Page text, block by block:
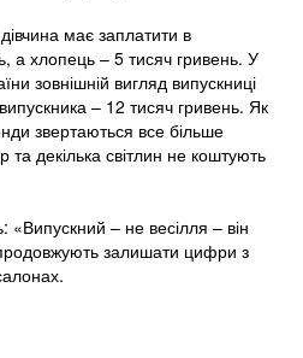
має заплатити в
а хлопець – 5 тисяч гривень. У
зовнішній вигляд випускниці
– 12 тисяч гривень. Як
звертаються все більше
та декілька світлин не коштують
– не весілля – він
залишати цифри з